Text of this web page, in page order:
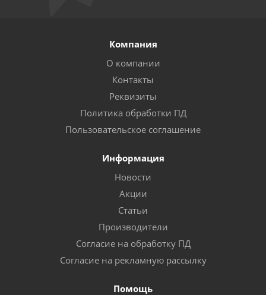
Компания
О компании
Контакты
Реквизиты
Политика обработки ПД
Пользовательское соглашение
Информация
Новости
Акции
Статьи
Производители
Согласие на обработку ПД
Согласие на рекламную рассылку
Помощь